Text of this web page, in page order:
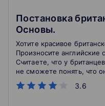
Постановка
Основы.
3.6
Хотите красивое
Произносите английские
Считаете, что у
не сможете понять, что
половину звуков? Тогда